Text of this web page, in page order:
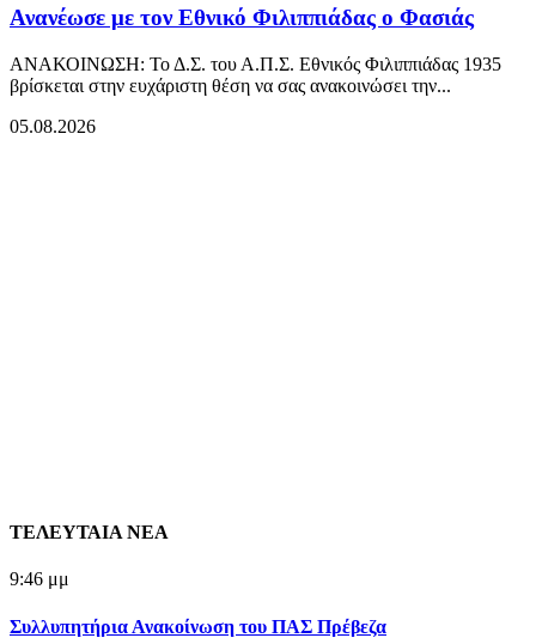
Ανανέωσε με τον Εθνικό Φιλιππιάδας ο Φασιάς
ΑΝΑΚΟΙΝΩΣΗ: Το Δ.Σ. του Α.Π.Σ. Εθνικός Φιλιππιάδας 1935
βρίσκεται στην ευχάριστη θέση να σας ανακοινώσει την...
05.08.2026
ΤΕΛΕΥΤΑΙΑ ΝΕΑ
9:46 μμ
Συλλυπητήρια Ανακοίνωση του ΠΑΣ Πρέβεζα